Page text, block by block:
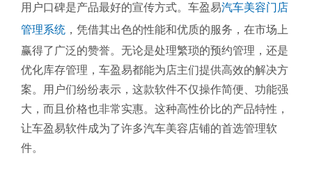
用户口碑是产品最好的宣传方式。车盈易汽车美容门店
管理系统 ，凭借其出色的性能和优质的服务，在市场上
赢得了广泛的赞誉。无论是处理繁琐的预约管理，还是
优化库存管理，车盈易都能为店主们提供高效的解决方
案。用户们纷纷表示，这款软件不仅操作简便、功能强
大，而且价格也非常实惠。这种高性价比的产品特性，
让车盈易软件成为了许多汽车美容店铺的首选管理软
件。